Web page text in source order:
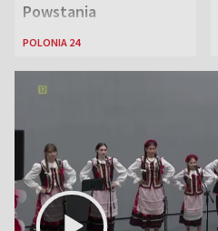
Powstania
Warszawskiego
POLONIA 24